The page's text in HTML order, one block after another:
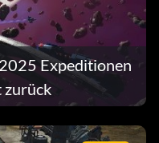
Expeditionen
zurück